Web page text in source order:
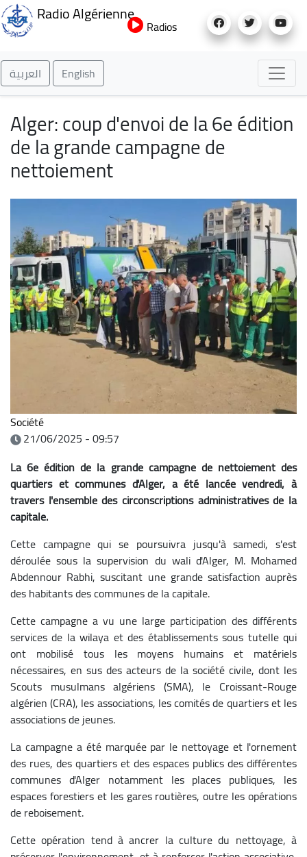
au
Radio Algérienne
Radios
العربية English
Alger: coup d'envoi de la 6e édition
de la grande campagne de
nettoiement
Société
21/06/2025 - 09:57
La 6e édition de la grande campagne de nettoiement des
quartiers et communes d'Alger, a été lancée vendredi, à
travers l'ensemble des circonscriptions administratives de la
capitale.
Cette campagne qui se poursuivra jusqu'à samedi, s'est
déroulée sous la supervision du wali d'Alger, M. Mohamed
Abdennour Rabhi, suscitant une grande satisfaction auprès
des habitants des communes de la capitale.
Cette campagne a vu une large participation des différents
services de la wilaya et des établissements sous tutelle qui
ont mobilisé tous les moyens humains et matériels
nécessaires, en sus des acteurs de la société civile, dont les
Scouts musulmans algériens (SMA), le Croissant-Rouge
algérien (CRA), les associations, les comités de quartiers et les
associations de jeunes.
La campagne a été marquée par le nettoyage et l'ornement
des rues, des quartiers et des espaces publics des différentes
communes d'Alger notamment les places publiques, les
espaces forestiers et les gares routières, outre les opérations
de reboisement.
Cette opération tend à ancrer la culture du nettoyage, à